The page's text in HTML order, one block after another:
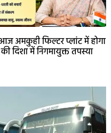
अमकुही फिल्टर प्लांट में होगा
दिशा में निगमायुक्त तपस्या